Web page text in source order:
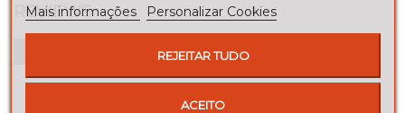
REVIEWS
Seja o primeiro a fazer uma avaliação!
Mais informações
Personalizar Cookies
REJEITAR TUDO
ACEITO